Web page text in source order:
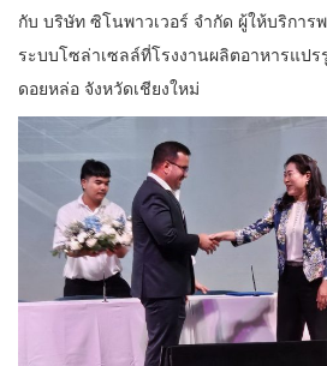
กับ บริษัท ซิโนพาวเวอร์ จำกัด ผู้ให้บริการ
ระบบโซล่าเซลล์ที่โรงงานผลิตอาหารแป
ดอยหล่อ จังหวัดเชียงใหม่